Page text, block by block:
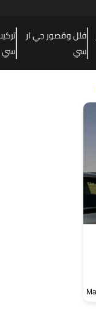
فلل وقصور جي ار
سي
سي